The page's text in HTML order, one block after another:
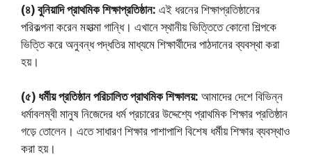
(৪) বুনিয়াদি প্রাথমিক শিক্ষাপ্রতিষ্ঠান: এই ধরনের শিক্ষাপ্রতিষ্ঠানের
পরিকল্পনা করেন মহাত্মা গান্ধি। এখানে স্থানীয় ভিত্তিতে কোনাে শিল্পকে
ভিত্তি করে অনুবন্ধ পদ্ধতির মাধ্যমে শিক্ষার্থীদের পাঠদানের ব্যবস্থা করা
হয়।
(৫) ধর্মীয় প্রতিষ্ঠান পরিচালিত প্রাথমিক শিক্ষালয়: আমাদের দেশে বিভিন্ন
ধর্মাবলম্বী মানুষ নিজেদের ধর্ম প্রচারের উদ্দেশ্যে প্রাথমিক শিক্ষার প্রতিষ্ঠান
গড়ে তােলেন। এতে সাধারণ শিক্ষার পাশাপাশি বিশেষ ধর্মীয় শিক্ষার ব্যবস্থাও
করা হয়।